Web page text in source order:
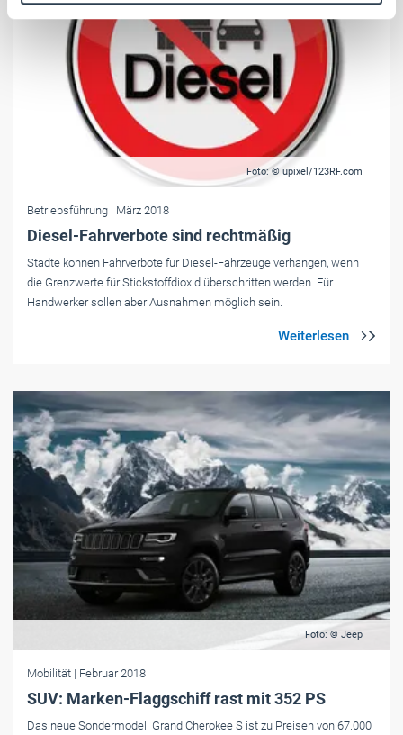
Weitere Informationen:Impressum Datenschutz
Foto: © upixel/123RF.com
Betriebsführung | März 2018
Diesel-Fahrverbote sind rechtmäßig
Städte können Fahrverbote für Diesel-Fahrzeuge verhängen, wenn
die Grenzwerte für Stickstoffdioxid überschritten werden. Für
Handwerker sollen aber Ausnahmen möglich sein.
Foto: © Jeep
Mobilität | Februar 2018
SUV: Marken-Flaggschiff rast mit 352 PS
Das neue Sondermodell Grand Cherokee S ist zu Preisen von 67.000